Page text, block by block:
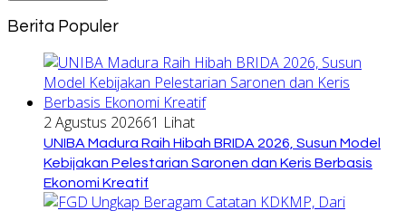
Berita Populer
2 Agustus 202661 Lihat
UNIBA Madura Raih Hibah BRIDA 2026, Susun Model
Kebijakan Pelestarian Saronen dan Keris Berbasis
Ekonomi Kreatif